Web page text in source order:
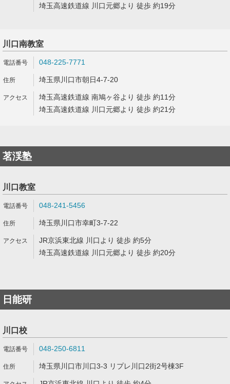
埼玉高速鉄道線 川口元郷より 徒歩 約19分
川口南教室
048-225-7771
埼玉県川口市朝日4-7-20
埼玉高速鉄道線 南鳩ヶ谷より 徒歩 約11分
埼玉高速鉄道線 川口元郷より 徒歩 約21分
茗渓塾
川口教室
048-241-5456
埼玉県川口市幸町3-7-22
JR京浜東北線 川口より 徒歩 約5分
埼玉高速鉄道線 川口元郷より 徒歩 約20分
日能研
川口校
048-250-6811
埼玉県川口市川口3-3 リプレ川口2街2号棟3F